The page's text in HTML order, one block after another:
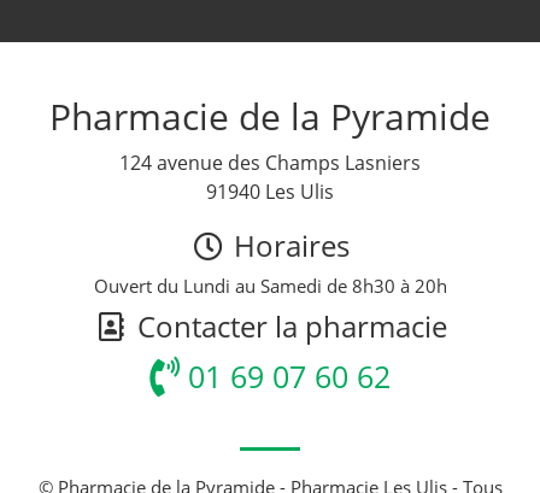
Pharmacie de la Pyramide
124 avenue des Champs Lasniers
91940 Les Ulis
Horaires
Ouvert du Lundi au Samedi de 8h30 à 20h
Contacter la pharmacie
01 69 07 60 62
© Pharmacie de la Pyramide - Pharmacie Les Ulis - Tous